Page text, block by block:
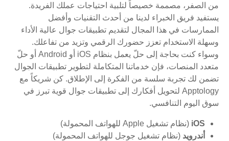
من الصفر، مصممة خصيصاً لتلبية احتياجات عملك الفريدة.
يستفيد فريق الخبراء لدينا من أحدث التقنيات وأفضل
الممارسات في هذا المجال لتقديم تطبيقات جوال عالية الأداء
وسهلة الاستخدام تعزز حضورك الرقمي وتزيد من تفاعلك.
وسواء كنت بحاجة إلى حلّ يعمل بنظام iOS أو Android أو حلّ
متعدد المنصات، فإن خدماتنا المتكاملة لتطوير تطبيقات الجوال
تضمن لك تجربة سلسة من الفكرة إلى الإطلاق. كن شريكاً مع
Apptology لتحويل أفكارك إلى تطبيقات جوال قوية تبرز في
سوق اليوم التنافسي.
iOS (نظام تشغيل Apple للهواتف المحمولة)
أندرويد (نظام تشغيل جوجل للهواتف المحمولة)